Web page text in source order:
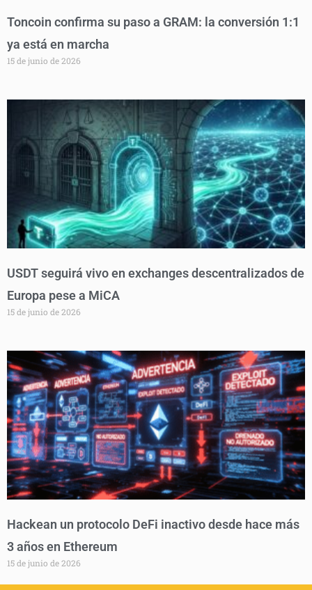
Toncoin confirma su paso a GRAM: la conversión 1:1
ya está en marcha
15 de junio de 2026
USDT seguirá vivo en exchanges descentralizados de
Europa pese a MiCA
15 de junio de 2026
Hackean un protocolo DeFi inactivo desde hace más
3 años en Ethereum
15 de junio de 2026